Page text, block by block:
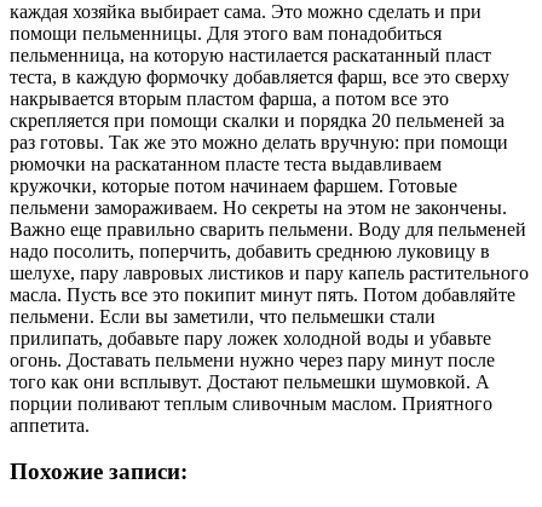
каждая хозяйка выбирает сама. Это можно сделать и при
помощи пельменницы. Для этого вам понадобиться
пельменница, на которую настилается раскатанный пласт
теста, в каждую формочку добавляется фарш, все это сверху
накрывается вторым пластом фарша, а потом все это
скрепляется при помощи скалки и порядка 20 пельменей за
раз готовы. Так же это можно делать вручную: при помощи
рюмочки на раскатанном пласте теста выдавливаем
кружочки, которые потом начинаем фаршем. Готовые
пельмени замораживаем. Но секреты на этом не закончены.
Важно еще правильно сварить пельмени. Воду для пельменей
надо посолить, поперчить, добавить среднюю луковицу в
шелухе, пару лавровых листиков и пару капель растительного
масла. Пусть все это покипит минут пять. Потом добавляйте
пельмени. Если вы заметили, что пельмешки стали
прилипать, добавьте пару ложек холодной воды и убавьте
огонь. Доставать пельмени нужно через пару минут после
того как они всплывут. Достают пельмешки шумовкой. А
порции поливают теплым сливочным маслом. Приятного
аппетита.
Похожие записи: